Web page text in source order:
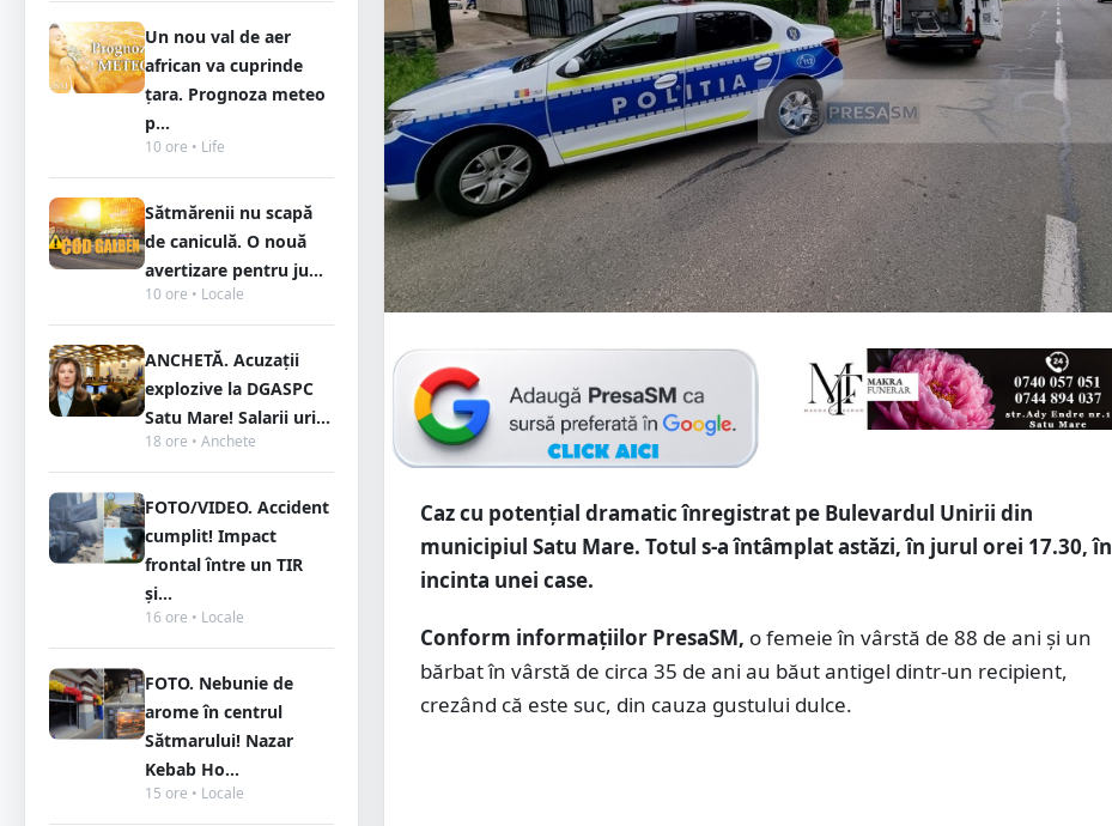
Un nou val de aer
african va cuprinde
țara. Prognoza meteo
p...
10 ore • Life
Sătmărenii nu scapă
de caniculă. O nouă
avertizare pentru ju...
10 ore • Locale
ANCHETĂ. Acuzații
explozive la DGASPC
Satu Mare! Salarii uri...
18 ore • Anchete
FOTO/VIDEO. Accident
cumplit! Impact
frontal între un TIR
și...
16 ore • Locale
FOTO. Nebunie de
arome în centrul
Sătmarului! Nazar
Kebab Ho...
15 ore • Locale
Caz cu potențial dramatic înregistrat pe Bulevardul Unirii din
municipiul Satu Mare. Totul s-a întâmplat astăzi, în jurul orei 17.30, în
incinta unei case.
Conform informațiilor PresaSM, o femeie în vârstă de 88 de ani și un
bărbat în vârstă de circa 35 de ani au băut antigel dintr-un recipient,
crezând că este suc, din cauza gustului dulce.